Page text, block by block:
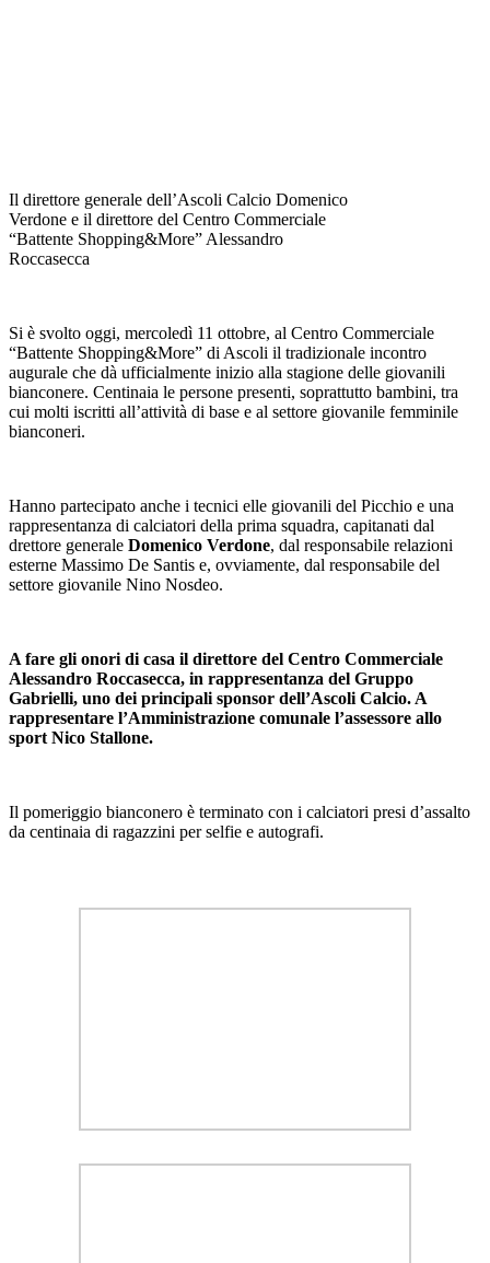
Il direttore generale dell’Ascoli Calcio Domenico
Verdone e il direttore del Centro Commerciale
“Battente Shopping&More” Alessandro
Roccasecca
Si è svolto oggi, mercoledì 11 ottobre, al Centro Commerciale
“Battente Shopping&More” di Ascoli il tradizionale incontro
augurale che dà ufficialmente inizio alla stagione delle giovanili
bianconere. Centinaia le persone presenti, soprattutto bambini, tra
cui molti iscritti all’attività di base e al settore giovanile femminile
bianconeri.
Hanno partecipato anche i tecnici elle giovanili del Picchio e una
rappresentanza di calciatori della prima squadra, capitanati dal
drettore generale Domenico Verdone, dal responsabile relazioni
esterne Massimo De Santis e, ovviamente, dal responsabile del
settore giovanile Nino Nosdeo.
A fare gli onori di casa il direttore del Centro Commerciale
Alessandro Roccasecca, in rappresentanza del Gruppo
Gabrielli, uno dei principali sponsor dell’Ascoli Calcio. A
rappresentare l’Amministrazione comunale l’assessore allo
sport Nico Stallone.
Il pomeriggio bianconero è terminato con i calciatori presi d’assalto
da centinaia di ragazzini per selfie e autografi.